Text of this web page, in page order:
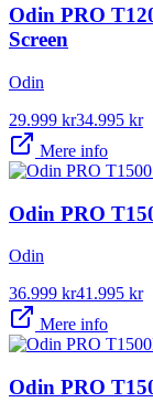
Odin PRO
Screen
Odin
29.999 kr34.995 kr
Mere info
Odin PRO
Odin
36.999 kr41.995 kr
Mere info
Odin PRO